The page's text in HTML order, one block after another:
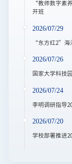
“教师数字素
开班
2026/07/29
“东方红2”海
2026/07/26
国家大学科技
2026/07/24
李明调研指导
2026/07/20
学校部署推进